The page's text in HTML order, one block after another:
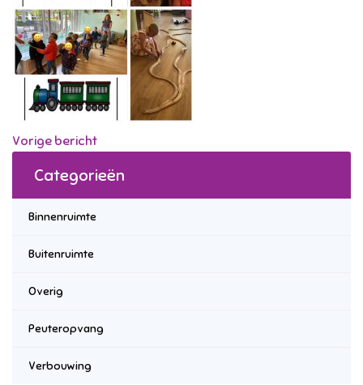
Vorige bericht
Categorieën
Binnenruimte
Buitenruimte
Overig
Peuteropvang
Verbouwing